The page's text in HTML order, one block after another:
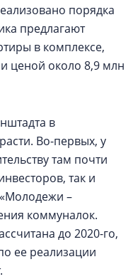
порядка
предлагают
в комплексе,
ценой около 8,9 млн
в
Во-первых, у
там почти
так и
–
коммуналок.
до 2020-го,
ее реализации